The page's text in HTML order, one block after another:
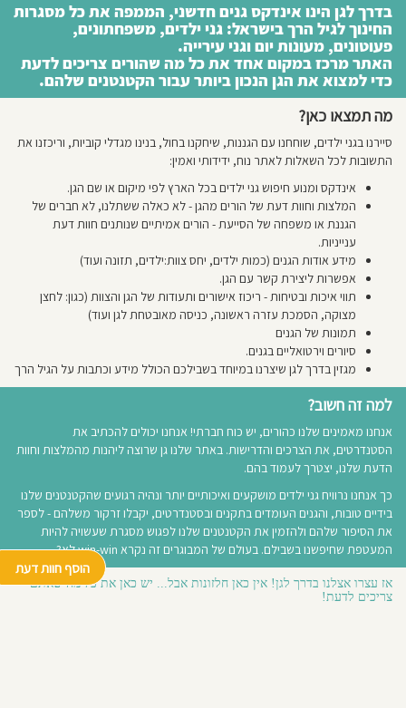
הוסף חוות דעת
בדרך לגן הינו אינדקס גנים חדשני, הממפה את כל מסגרות
החינוך לגיל הרך בישראל: גני ילדים, משפחתונים,
פעוטונים, מעונות יום וגני עירייה.
האתר מרכז במקום אחד את כל מה שהורים צריכים לדעת
כדי למצוא את הגן הנכון ביותר עבור הקטנטנים שלהם.
מה תמצאו כאן?
סיירנו בגני ילדים, שוחחנו עם הגננות, שיחקנו בחול, בנינו מגדלי קוביות, וריכזנו את
התשובות לכל השאלות לאתר נוח, ידידותי ואמין:
אינדקס ומנוע חיפוש גני ילדים בכל הארץ לפי מיקום או שם הגן.
המלצות וחוות דעת של הורים מהגן - לא כאלה ששתלנו, לא חברים של
הגננת או משפחה של הסייעת - הורים אמיתיים שנותנים חוות דעת
ענייניות.
מידע אודות הגנים (כמות ילדים, יחס צוות:ילדים, תזונה ועוד)
אפשרות ליצירת קשר עם הגן.
תווי איכות ובטיחות - ריכוז אישורים ותעודות של הגן והצוות (כגון: לחצן
מצוקה, הסמכת עזרה ראשונה, כניסה מאובטחת לגן ועוד)
תמונות של הגנים
סיורים וירטואליים בגנים.
מגזין בדרך לגן שיצרנו במיוחד בשבילכם הכולל מידע וכתבות על הגיל הרך
למה זה חשוב?
אנחנו מאמינים שלנו כהורים, יש כוח חברתי! אנחנו יכולים להכתיב את
הסטנדרטים, את הצרכים והדרישות. באתר שלנו גן שרוצה ליהנות מהמלצות וחוות
הדעת שלנו, יצטרך לעמוד בהם.
כך אנחנו נרוויח גני ילדים מושקעים ואיכותיים יותר ונהיה רגועים שהקטנטנים שלנו
בידיים טובות, והגנים העומדים בתקנים ובסטנדרטים, יקבלו זרקור משלהם - לספר
את הסיפור שלהם ולהזמין את הקטנטנים שלנו לפגוש מסגרת שעשויה להיות
המעטפת שחיפשנו בשבילם. בעולם של המבוגרים זה נקרא win-win לא?
אז עצרו אצלנו בדרך לגן! אין כאן חלזונות אבל... יש כאן את כל מה שאתם
צריכים לדעת!